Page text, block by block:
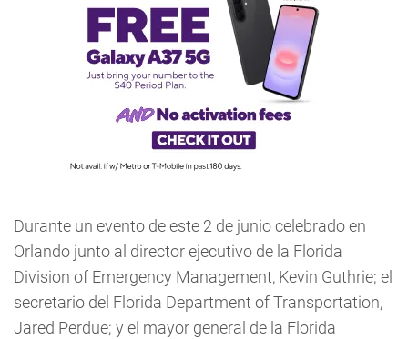
Durante un evento de este 2 de junio celebrado en
Orlando junto al director ejecutivo de la Florida
Division of Emergency Management, Kevin Guthrie; el
secretario del Florida Department of Transportation,
Jared Perdue; y el mayor general de la Florida